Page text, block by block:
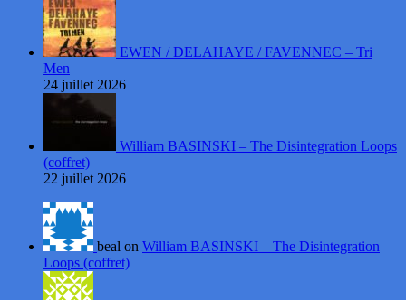
EWEN / DELAHAYE / FAVENNEC – Tri
Men
24 juillet 2026
William BASINSKI – The Disintegration Loops
(coffret)
22 juillet 2026
beal on William BASINSKI – The Disintegration
Loops (coffret)